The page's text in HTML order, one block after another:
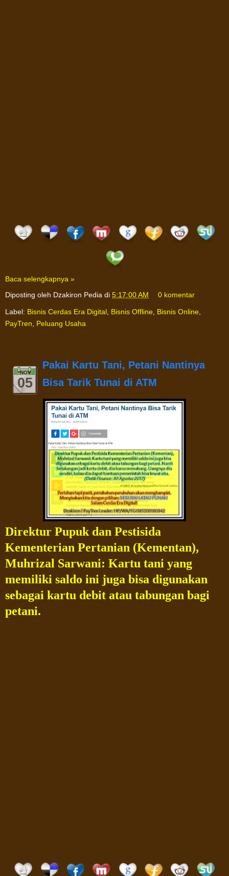
Baca selengkapnya »
Diposting oleh Dzakiron Pedia di 5:17:00 AM 0 komentar
Label: Bisnis Cerdas Era Digital Bisnis Offline Bisnis Online
PayTren
Peluang Usaha
NOV
05
Pakai Kartu Tani, Petani Nantinya
Bisa Tarik Tunai di ATM
Direktur Pupuk dan Pestisida
Kementerian Pertanian (Kementan),
Muhrizal Sarwani: Kartu tani yang
memiliki saldo ini juga bisa digunakan
sebagai kartu debit atau tabungan bagi
petani.